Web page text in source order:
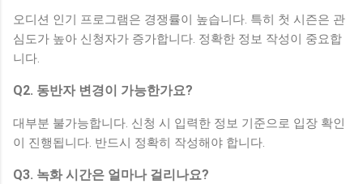
오디션 인기 프로그램은 경쟁률이 높습니다. 특히 첫 시즌은 관
심도가 높아 신청자가 증가합니다. 정확한 정보 작성이 중요합
니다.
Q2. 동반자 변경이 가능한가요?
대부분 불가능합니다. 신청 시 입력한 정보 기준으로 입장 확인
이 진행됩니다. 반드시 정확히 작성해야 합니다.
Q3. 녹화 시간은 얼마나 걸리나요?